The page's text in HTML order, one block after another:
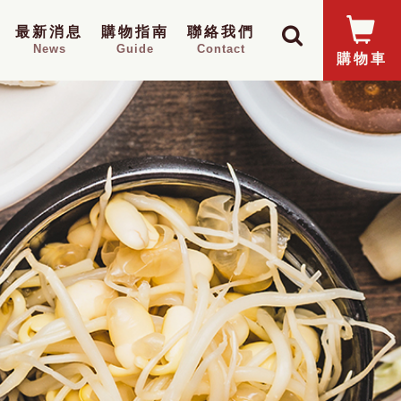
最新消息
News
購物指南
Guide
聯絡我們
Contact
購物車